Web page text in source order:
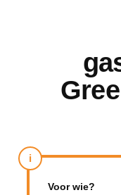
i
Voor wie?